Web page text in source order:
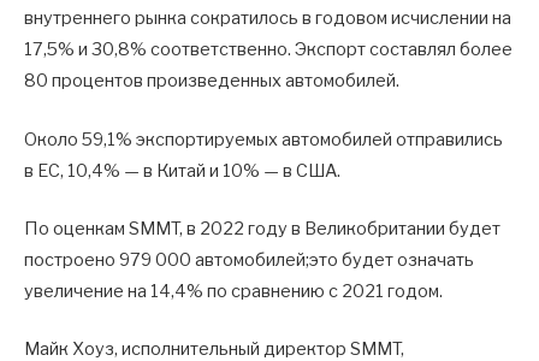
внутреннего рынка сократилось в годовом исчислении на
17,5% и 30,8% соответственно. Экспорт составлял более
80 процентов произведенных автомобилей.
Около 59,1% экспортируемых автомобилей отправились
в ЕС, 10,4% — в Китай и 10% — в США.
По оценкам SMMT, в 2022 году в Великобритании будет
построено 979 000 автомобилей;это будет означать
увеличение на 14,4% по сравнению с 2021 годом.
Майк Хоуз, исполнительный директор SMMT,